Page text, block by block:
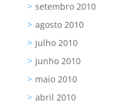
setembro 2010
agosto 2010
julho 2010
junho 2010
maio 2010
abril 2010